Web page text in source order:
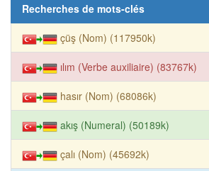
Recherches de mots-clés
çüş (Nom) (117950k)
ılım (Verbe auxiliaire) (83767k)
hasır (Nom) (68086k)
akış (Numeral) (50189k)
çalı (Nom) (45692k)